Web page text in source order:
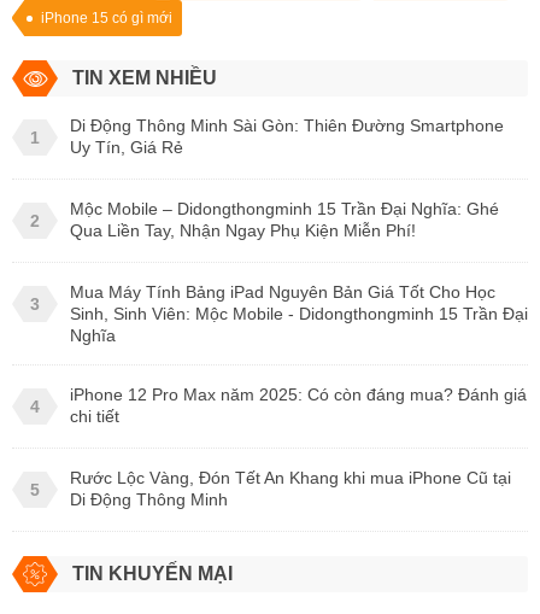
iPhone 15 có gì mới
TIN XEM NHIỀU
1
Di Động Thông Minh Sài Gòn: Thiên Đường Smartphone
Uy Tín, Giá Rẻ
2
Mộc Mobile – Didongthongminh 15 Trần Đại Nghĩa: Ghé
Qua Liền Tay, Nhận Ngay Phụ Kiện Miễn Phí!
3
Mua Máy Tính Bảng iPad Nguyên Bản Giá Tốt Cho Học
Sinh, Sinh Viên: Mộc Mobile - Didongthongminh 15 Trần Đại
Nghĩa
4
iPhone 12 Pro Max năm 2025: Có còn đáng mua? Đánh giá
chi tiết
5
Rước Lộc Vàng, Đón Tết An Khang khi mua iPhone Cũ tại
Di Động Thông Minh
TIN KHUYẾN MẠI